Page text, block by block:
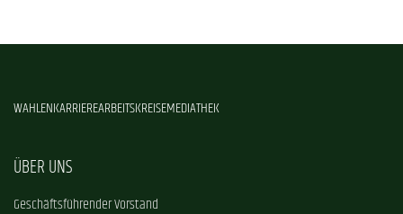
WAHLENKARRIEREARBEITSKREISEMEDIATHEK
ÜBER UNS
Geschäftsführender Vorstand